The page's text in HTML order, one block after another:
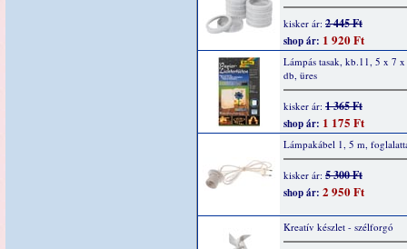
kisker ár: 2 445 Ft
shop ár: 1 920 Ft
Lámpás tasak, kb.11, 5 x 7
db, üres
kisker ár: 1 365 Ft
shop ár: 1 175 Ft
Lámpakábel 1, 5 m,
kisker ár: 5 300 Ft
shop ár: 2 950 Ft
Kreatív készlet - szélforgó